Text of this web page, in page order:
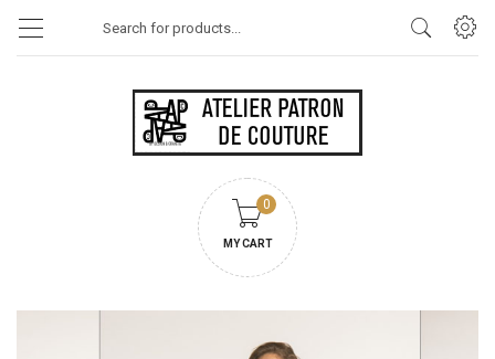
search
0
MY CART